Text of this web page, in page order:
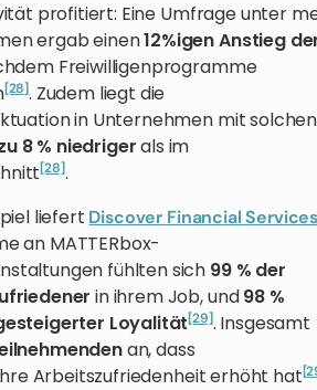
profitiert: Eine Umfrage unter
ergab einen12%igen Anstieg
Freiwilligenprogramme
[28]. Zudem liegt die
in Unternehmen mit solchen
8 % niedrigerals im
[28].
liefert Discover Financial
an MATTERbox-
fühlten sich 99 % der
in ihrem Job, und98 %
Loyalität[29]. Insgesamt
an, dass
Arbeitszufriedenheit erhöht hat